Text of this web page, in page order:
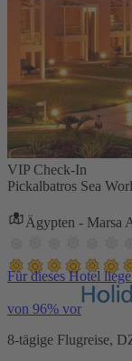
VIP Check-In
Pickalbatros Sea
Ägypten - Marsa
Für dieses Hotel
von 96% vor
8-tägige Flugreise,